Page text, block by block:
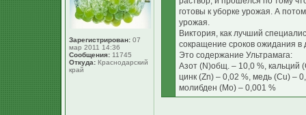
Зарегистрирован: 07
мар 2011 14:36
Сообщения: 11745
Откуда: Краснодарский
край
готовы к уборке урожая. А
урожая.
Виктория, как лучший
сокращение сроков ожидания в
Это содержание Ультрамага:
Азот (N)общ. – 10,0 %, кальций
цинк (Zn) – 0,02 %, медь (Cu) –
молибден (Мо) – 0,001 %